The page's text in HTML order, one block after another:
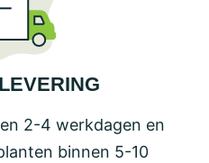
2-4 werkdagen en
binnen 5-10